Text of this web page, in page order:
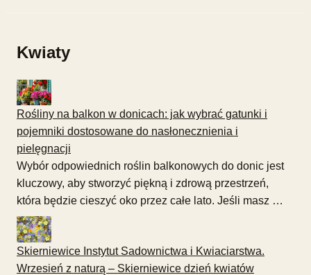
Kwiaty
Rośliny na balkon w donicach: jak wybrać gatunki i
pojemniki dostosowane do nasłonecznienia i
pielęgnacji
Wybór odpowiednich roślin balkonowych do donic jest
kluczowy, aby stworzyć piękną i zdrową przestrzeń,
która będzie cieszyć oko przez całe lato. Jeśli masz …
Skierniewice Instytut Sadownictwa i Kwiaciarstwa.
Wrzesień z naturą – Skierniewice dzień kwiatów